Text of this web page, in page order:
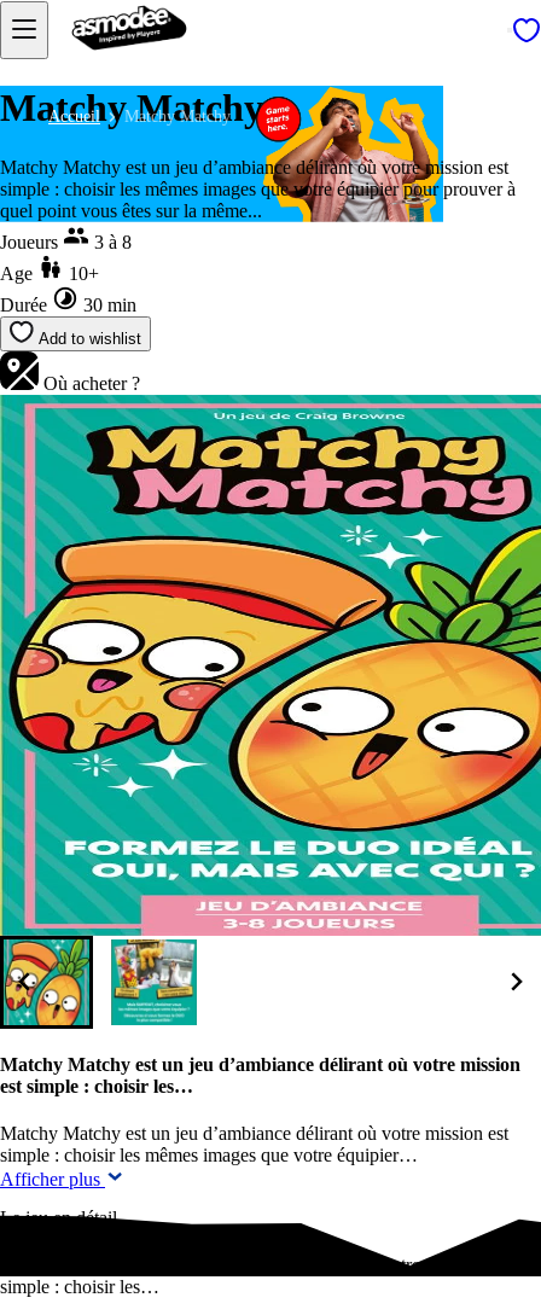
Accueil Matchy Matchy
Matchy Matchy
Matchy Matchy est un jeu d’ambiance délirant où votre mission est
simple : choisir les mêmes images que votre équipier pour prouver à
quel point vous êtes sur la même...
Joueurs
3 à 8
Age
10+
Durée
30 min
Add to wishlist
Où acheter ?
Matchy Matchy est un jeu d’ambiance délirant où votre mission
est simple : choisir les…
Matchy Matchy est un jeu d’ambiance délirant où votre mission est
simple : choisir les mêmes images que votre équipier…
Afficher plus
Le jeu en détail
Matchy Matchy est un jeu d’ambiance délirant où votre mission est
simple : choisir les…